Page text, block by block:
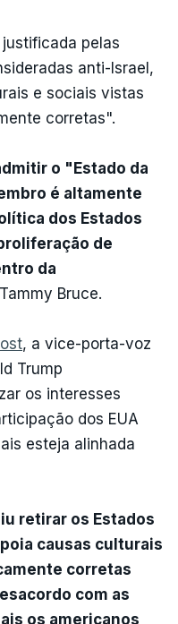
pelas
anti-Israel,
e sociais vistas
corretas".
o "Estado da
é altamente
dos Estados
de
da
Bruce.
, a vice-porta-voz
Trump
os interesses
dos EUA
esteja alinhada
retirar os Estados
causas culturais
corretas
com as
os americanos